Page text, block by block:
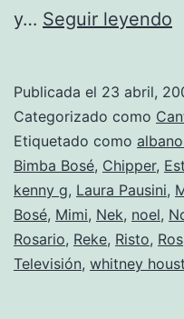
y… Seguir leyendo
la
Publicada el 23 abril,
Categorizado como
Etiquetado como
Bimba Bosé, Chipper,
kenny g, Laura Pausini,
Bosé, Mimi, Nek, noel,
Rosario, Reke, Risto, Ros
Televisión, whitney